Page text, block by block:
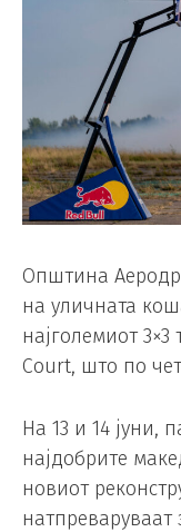
Општина
на уличната
најголемиот
Court, што по
На 13 и 14 јуни,
најдобрите
новиот
натпреваруваат